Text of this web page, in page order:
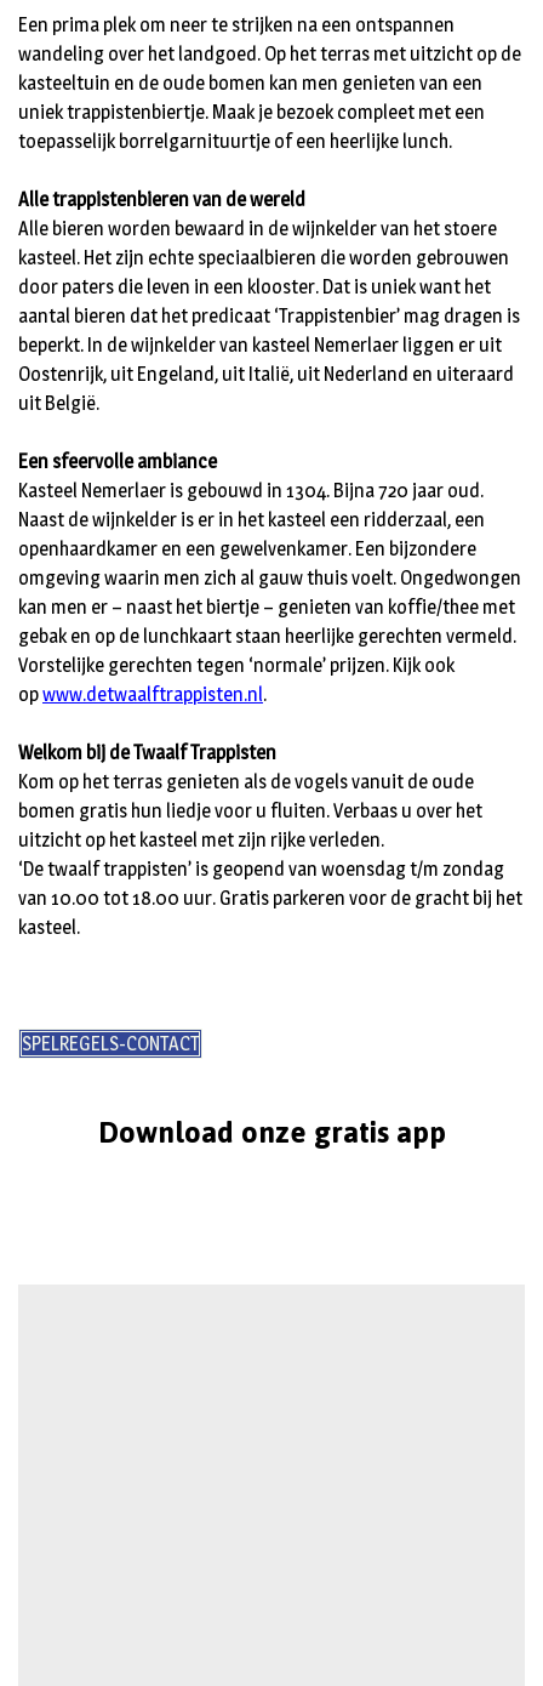
Een prima plek om neer te strijken na een ontspannen
wandeling over het landgoed. Op het terras met uitzicht op de
kasteeltuin en de oude bomen kan men genieten van een
uniek trappistenbiertje. Maak je bezoek compleet met een
toepasselijk borrelgarnituurtje of een heerlijke lunch.
Alle trappistenbieren van de wereld
Alle bieren worden bewaard in de wijnkelder van het stoere
kasteel. Het zijn echte speciaalbieren die worden gebrouwen
door paters die leven in een klooster. Dat is uniek want het
aantal bieren dat het predicaat ‘Trappistenbier’ mag dragen is
beperkt. In de wijnkelder van kasteel Nemerlaer liggen er uit
Oostenrijk, uit Engeland, uit Italië, uit Nederland en uiteraard
uit België.
Een sfeervolle ambiance
Kasteel Nemerlaer is gebouwd in 1304. Bijna 720 jaar oud.
Naast de wijnkelder is er in het kasteel een ridderzaal, een
openhaardkamer en een gewelvenkamer. Een bijzondere
omgeving waarin men zich al gauw thuis voelt. Ongedwongen
kan men er – naast het biertje – genieten van koffie/thee met
gebak en op de lunchkaart staan heerlijke gerechten vermeld.
Vorstelijke gerechten tegen ‘normale’ prijzen. Kijk ook
opwww.detwaalftrappisten.nl.
Welkom bij de Twaalf Trappisten
Kom op het terras genieten als de vogels vanuit de oude
bomen gratis hun liedje voor u fluiten. Verbaas u over het
uitzicht op het kasteel met zijn rijke verleden.
‘De twaalf trappisten’ is geopend van woensdag t/m zondag
van 10.00 tot 18.00 uur. Gratis parkeren voor de gracht bij het
kasteel.
SPELREGELS-CONTACT
Download onze gratis app